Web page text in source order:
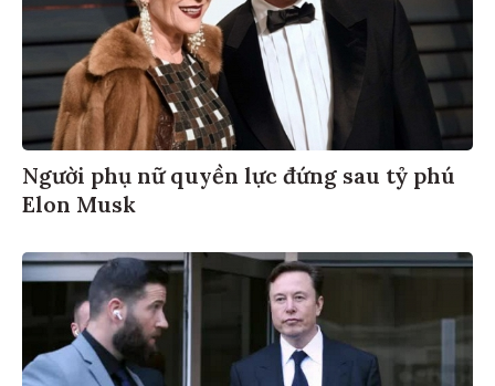
Người phụ nữ quyền lực đứng sau tỷ phú
Elon Musk